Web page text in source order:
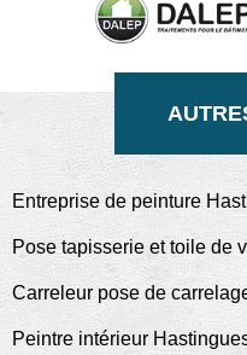
Entreprise de peinture
Pose tapisserie et toile de
Carreleur pose de
Peintre intérieur